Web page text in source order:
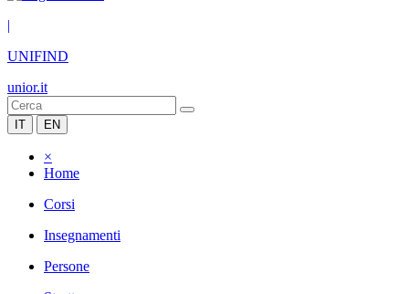
|
UNIFIND
unior.it
IT EN
×
Home
Corsi
Insegnamenti
Persone